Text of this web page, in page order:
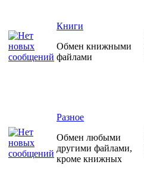
Книги
Обмен книжными
файлами
Разное
Обмен любыми
другими файлами,
кроме книжных